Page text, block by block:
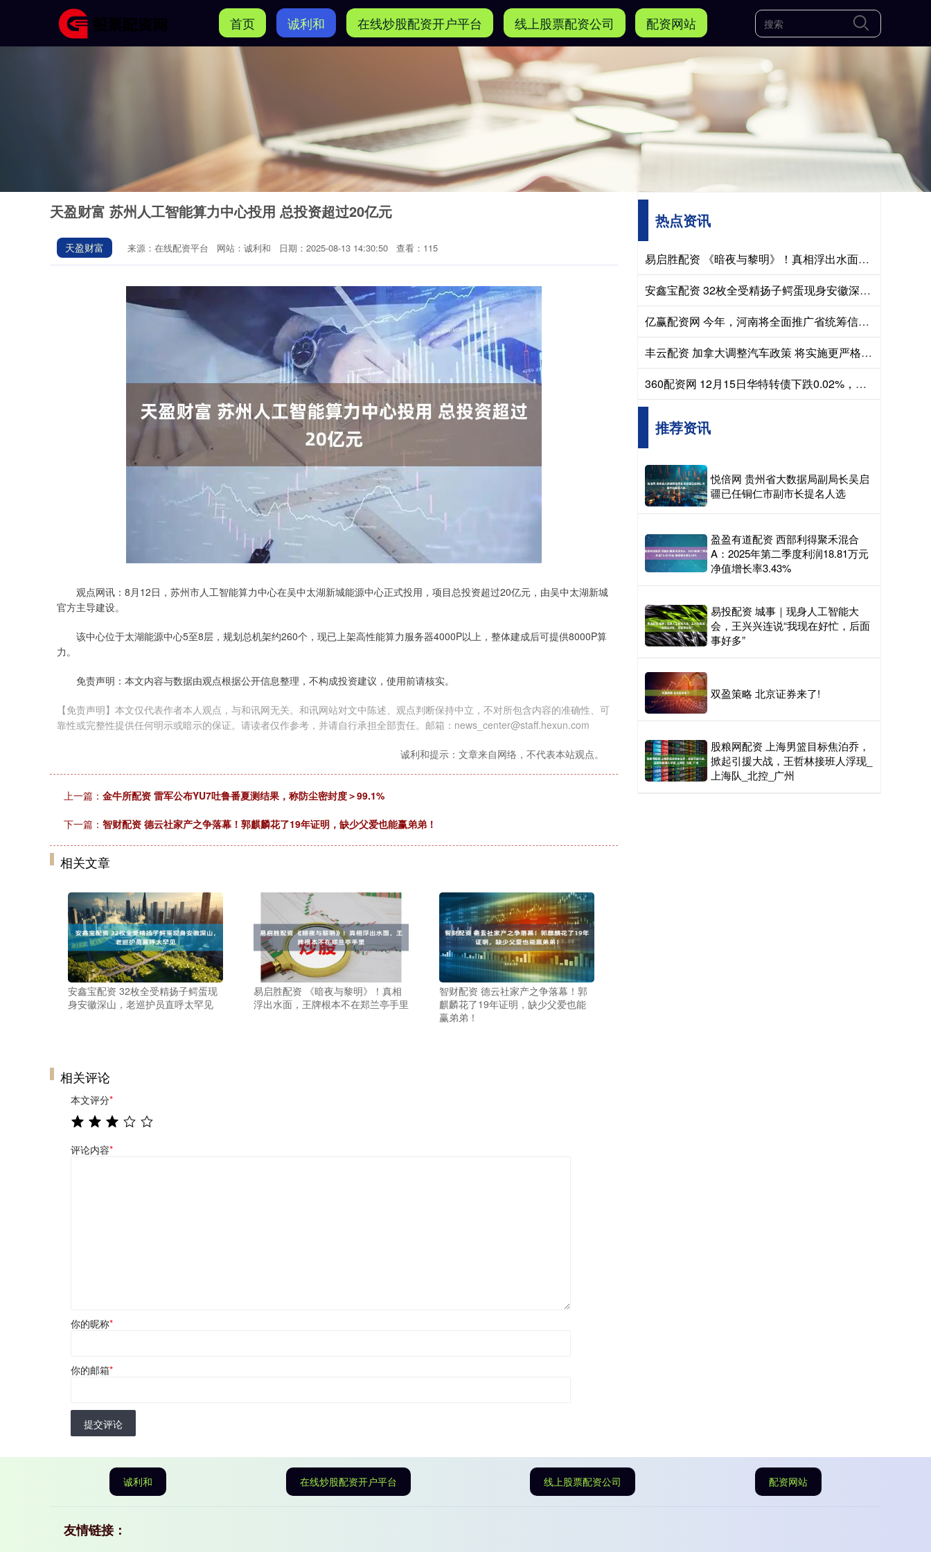
首页 诚利和 在线炒股配资开户平台 线上股票配资公司 配资网站
天盈财富 苏州人工智能算力中心投用 总投资超过20亿元
天盈财富 来源：在线配资平台 网站：诚利和 日期：2025-08-13 14:30:50 查看：115
观点网讯：8月12日，苏州市人工智能算力中心在吴中太湖新城能源中心正式投用，项目总投资超过20亿元，由吴中太湖新城
官方主导建设。
该中心位于太湖能源中心5至8层，规划总机架约260个，现已上架高性能算力服务器4000P以上，整体建成后可提供8000P算
力。
免责声明：本文内容与数据由观点根据公开信息整理，不构成投资建议，使用前请核实。
【免责声明】本文仅代表作者本人观点，与和讯网无关。和讯网站对文中陈述、观点判断保持中立，不对所包含内容的准确性、可
靠性或完整性提供任何明示或暗示的保证。请读者仅作参考，并请自行承担全部责任。邮箱：news_center@staff.hexun.com
诚利和提示：文章来自网络，不代表本站观点。
上一篇： 金牛所配资 雷军公布YU7吐鲁番夏测结果，称防尘密封度＞99.1%
下一篇： 智财配资 德云社家产之争落幕！郭麒麟花了19年证明，缺少父爱也能赢弟弟！
相关文章
安鑫宝配资 32枚全受精扬子鳄蛋现
身安徽深山，老巡护员直呼太罕见
易启胜配资 《暗夜与黎明》！真相
浮出水面，王牌根本不在郑兰亭手里
智财配资 德云社家产之争落幕！郭
麒麟花了19年证明，缺少父爱也能
赢弟弟！
相关评论
本文评分*
评论内容*
你的昵称*
你的邮箱*
提交评论
热点资讯
易启胜配资 《暗夜与黎明》！真相浮出水面，王牌根本不在郑兰亭手里
安鑫宝配资 32枚全受精扬子鳄蛋现身安徽深山，老巡护员直呼太罕见
亿赢配资网 今年，河南将全面推广省统筹信息平台
丰云配资 加拿大调整汽车政策 将实施更严格的温室气体排放标准
360配资网 12月15日华特转债下跌0.02%，转股溢价率75.49%
推荐资讯
悦倍网 贵州省大数据局副局长吴启
疆已任铜仁市副市长提名人选
盈盈有道配资 西部利得聚禾混合
A：2025年第二季度利润18.81万元
净值增长率3.43%
易投配资 城事｜现身人工智能大
会，王兴兴连说“我现在好忙，后面
事好多”
双盈策略 北京证券来了!
股粮网配资 上海男篮目标焦泊乔，
掀起引援大战，王哲林接班人浮现_
上海队_北控_广州
诚利和 在线炒股配资开户平台 线上股票配资公司 配资网站
友情链接：